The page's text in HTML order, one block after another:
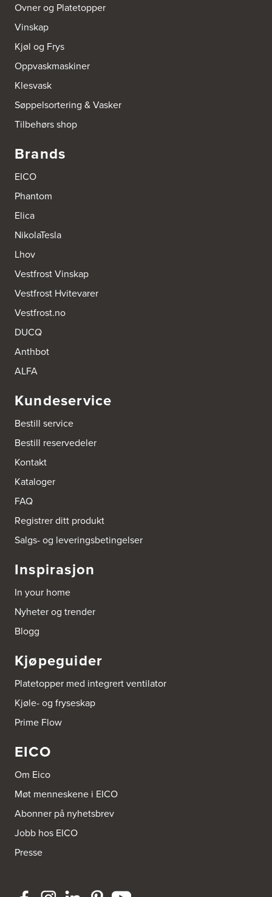
Ovner og Platetopper
Vinskap
Kjøl og Frys
Oppvaskmaskiner
Klesvask
Søppelsortering & Vasker
Tilbehørs shop
Brands
EICO
Phantom
Elica
NikolaTesla
Lhov
Vestfrost Vinskap
Vestfrost Hvitevarer
Vestfrost.no
DUCQ
Anthbot
ALFA
Kundeservice
Bestill service
Bestill reservedeler
Kontakt
Kataloger
FAQ
Registrer ditt produkt
Salgs- og leveringsbetingelser
Inspirasjon
In your home
Nyheter og trender
Blogg
Kjøpeguider
Platetopper med integrert ventilator
Kjøle- og fryseskap
Prime Flow
EICO
Om Eico
Møt menneskene i EICO
Abonner på nyhetsbrev
Jobb hos EICO
Presse